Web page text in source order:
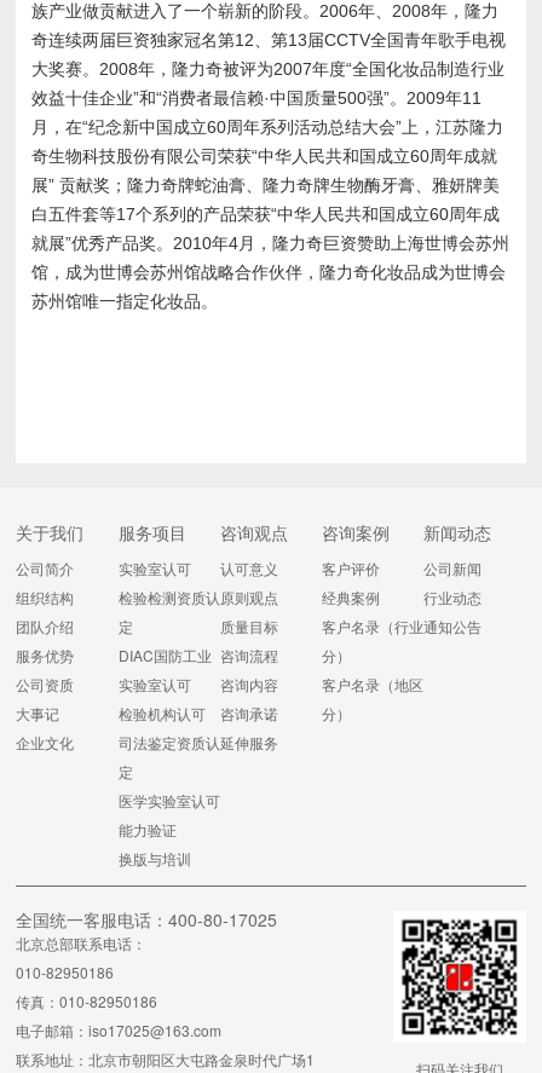
族产业做贡献进入了一个崭新的阶段。2006年、2008年，隆力
奇连续两届巨资独家冠名第12、第13届CCTV全国青年歌手电视
大奖赛。2008年，隆力奇被评为2007年度“全国化妆品制造行业
效益十佳企业”和“消费者最信赖·中国质量500强”。2009年11
月，在“纪念新中国成立60周年系列活动总结大会”上，江苏隆力
奇生物科技股份有限公司荣获“中华人民共和国成立60周年成就
展” 贡献奖；隆力奇牌蛇油膏、隆力奇牌生物酶牙膏、雅妍牌美
白五件套等17个系列的产品荣获“中华人民共和国成立60周年成
就展”优秀产品奖。2010年4月，隆力奇巨资赞助上海世博会苏州
馆，成为世博会苏州馆战略合作伙伴，隆力奇化妆品成为世博会
苏州馆唯一指定化妆品。
关于我们
公司简介
组织结构
团队介绍
服务优势
公司资质
大事记
企业文化
服务项目
实验室认可
检验检测资质认
定
DIAC国防工业
实验室认可
检验机构认可
司法鉴定资质认
定
医学实验室认可
能力验证
换版与培训
咨询观点
认可意义
原则观点
质量目标
咨询流程
咨询内容
咨询承诺
延伸服务
咨询案例
客户评价
经典案例
客户名录（行业
分）
客户名录（地区
分）
新闻动态
公司新闻
行业动态
通知公告
全国统一客服电话：400-80-17025
北京总部联系电话：
010-82950186
传真：010-82950186
电子邮箱：iso17025@163.com
联系地址：北京市朝阳区大屯路金泉时代广场1
扫码关注我们